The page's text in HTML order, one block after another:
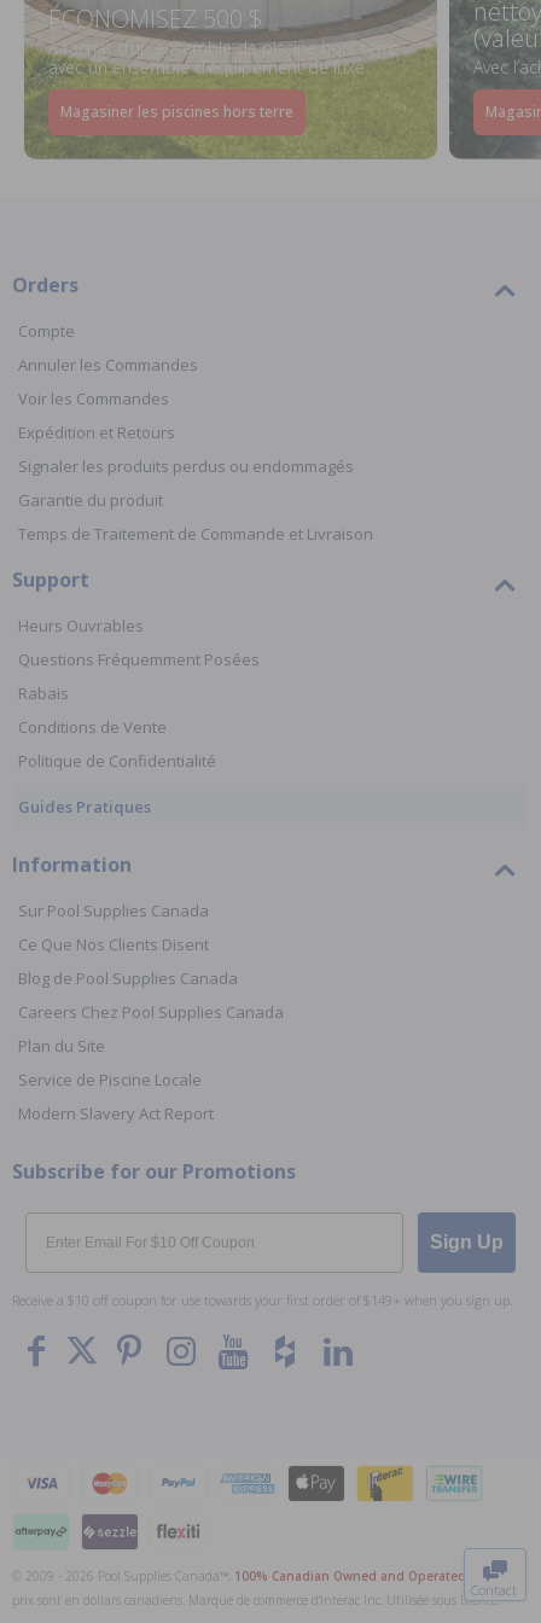
Contact
ÉCONOMISEZ 500 $
À l’achat d’un ensemble de piscine hors terre
avec un ensemble d’équipement de luxe
Magasiner les piscines hors terre
Avec
Orders
Compte
Annuler les Commandes
Voir les Commandes
Expédition et Retours
Signaler les produits perdus ou endommagés
Garantie du produit
Temps de Traitement de Commande et Livraison
Support
Heurs Ouvrables
Questions Fréquemment Posées
Rabais
Conditions de Vente
Politique de Confidentialité
Guides Pratiques
Information
Sur Pool Supplies Canada
Ce Que Nos Clients Disent
Blog de Pool Supplies Canada
Careers Chez Pool Supplies Canada
Plan du Site
Service de Piscine Locale
Modern Slavery Act Report
Subscribe for our Promotions
Email
Sign Up
Receive a $10 off coupon for use towards your first order of $149+ when you sign up.
© 2009 - 2026 Pool Supplies Canada™, 100% Canadian Owned and Operated
. Tous les
prix sont en dollars canadiens. Marque de commerce d'Interac Inc. Utilisée sous licence.